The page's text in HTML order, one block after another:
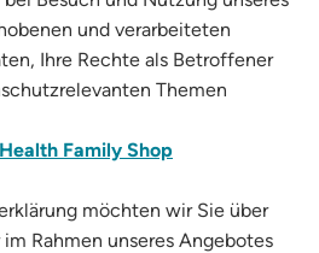
und verarbeiteten
Ihre Rechte als Betroffener
Themen
Family Shop
möchten wir Sie über
Rahmen unseres Angebotes